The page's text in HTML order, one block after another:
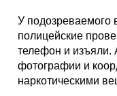
У подозреваемого
полицейские
телефон и изъяли.
фотографии и
наркотическими